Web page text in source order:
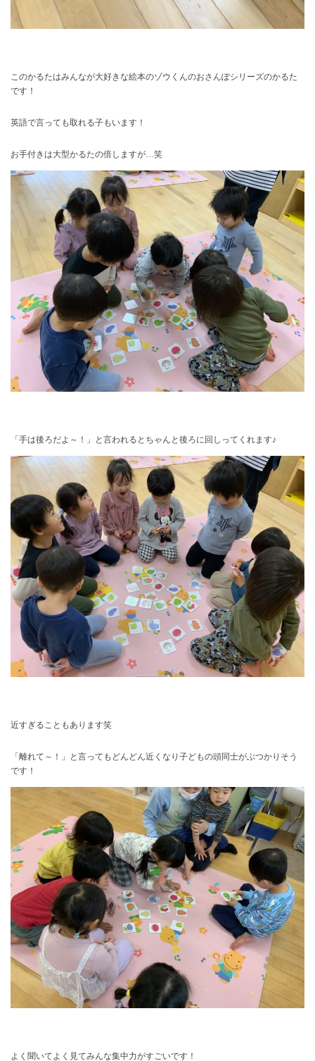
このかるたはみんなが大好きな絵本のゾウくんのおさんぽシリーズのかるた
です！
英語で言っても取れる子もいます！
お手付きは大型かるたの倍しますが…笑
「手は後ろだよ～！」と言われるとちゃんと後ろに回しってくれます♪
近すぎることもあります笑
「離れて～！」と言ってもどんどん近くなり子どもの頭同士がぶつかりそう
です！
よく聞いてよく見てみんな集中力がすごいです！